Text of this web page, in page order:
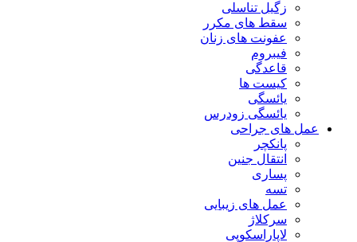
زگیل تناسلی
سقط های مکرر
عفونت های زنان
فیبروم
قاعدگی
کیست ها
یائسگی
یائسگی زودرس
عمل های جراحی
پانکچر
انتقال جنین
پساری
تسه
عمل های زیبایی
سرکلاژ
لاپاراسکوپی